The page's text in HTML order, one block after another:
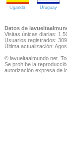
Uganda Uruguay
Datos de
Visitas únicas diarias:
Usuarios registrados:
Última actualización:
© lavueltaalmundo.net.
Se prohíbe la
autorización expresa de